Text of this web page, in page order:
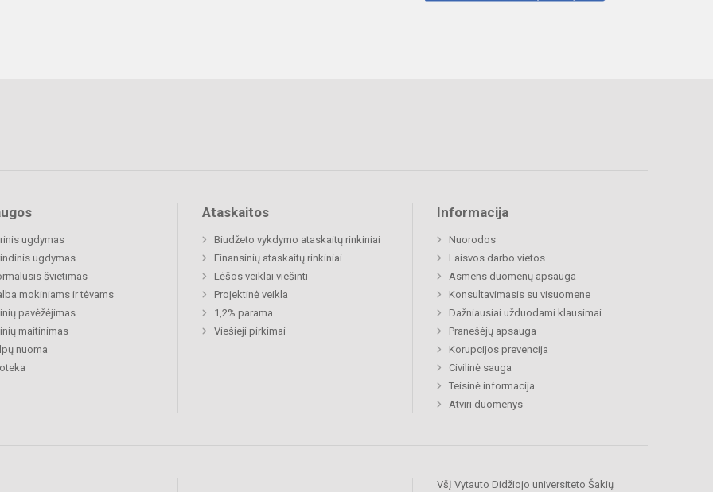
ugdymas
ugdymas
švietimas
mokiniams ir tėvams
pavėžėjimas
maitinimas
nuoma
Ataskaitos
Biudžeto vykdymo ataskaitų rinkiniai
Finansinių ataskaitų rinkiniai
Lėšos veiklai viešinti
Projektinė veikla
1,2% parama
Viešieji pirkimai
Informacija
Nuorodos
Laisvos darbo vietos
Asmens duomenų apsauga
Konsultavimasis su visuomene
Dažniausiai užduodami klausimai
Pranešėjų apsauga
Korupcijos prevencija
Civilinė sauga
Teisinė informacija
Atviri duomenys
VšĮ Vytauto Didžiojo universiteto Šakių